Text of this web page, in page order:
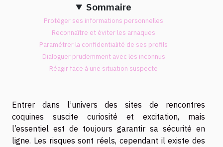
Sommaire
Protéger ses informations personnelles
Reconnaître et éviter les arnaques
Paramétrer la confidentialité de ses profils
Dialoguer prudemment avec les inconnus
Réagir face à une situation suspecte
Entrer dans l’univers des sites de rencontres
coquines suscite curiosité et excitation, mais
l’essentiel est de toujours garantir sa sécurité en
ligne. Les risques sont réels, cependant il existe des